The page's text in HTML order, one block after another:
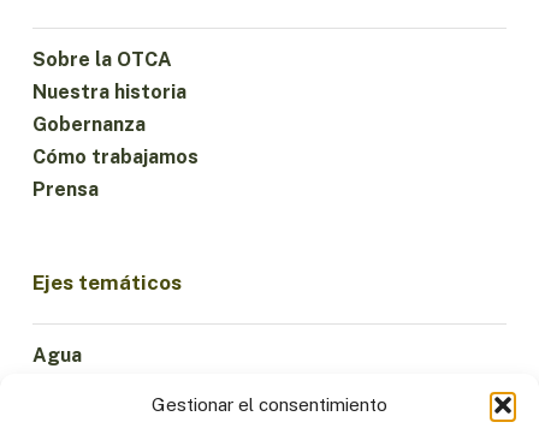
Gestionar el consentimiento
Sobre la OTCA
Nuestra historia
Gobernanza
Cómo trabajamos
Prensa
Ejes temáticos
Agua